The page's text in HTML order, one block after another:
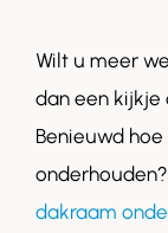
Wilt u meer
dan een kijkje
Benieuwd
dakraam